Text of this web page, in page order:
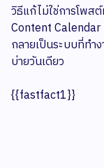
วิธีแก้ไม่ใช่การโพส
Content Calendar
กลายเป็นระบบที่ทำ
บ่ายวันเดียว
{{fastfact1}}